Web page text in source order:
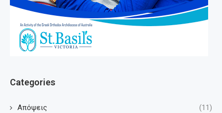
Categories
Απόψεις (11)